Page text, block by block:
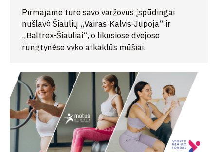
Pirmajame ture savo varžovus įspūdingai
nušlavė Šiaulių „Vairas-Kalvis-Jupoja“ ir
„Baltrex-Šiauliai“, o likusiose dvejose
rungtynėse vyko atkaklūs mūšiai.